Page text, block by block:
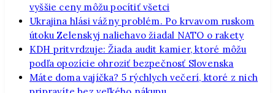
vyššie ceny môžu pocítiť všetci
Ukrajina hlási vážny problém. Po krvavom ruskom
útoku Zelenskyj naliehavo žiadal NATO o rakety
KDH pritvrdzuje: Žiada audit kamier, ktoré môžu
podľa opozície ohroziť bezpečnosť Slovenska
Máte doma vajíčka? 5 rýchlych večerí, ktoré z nich